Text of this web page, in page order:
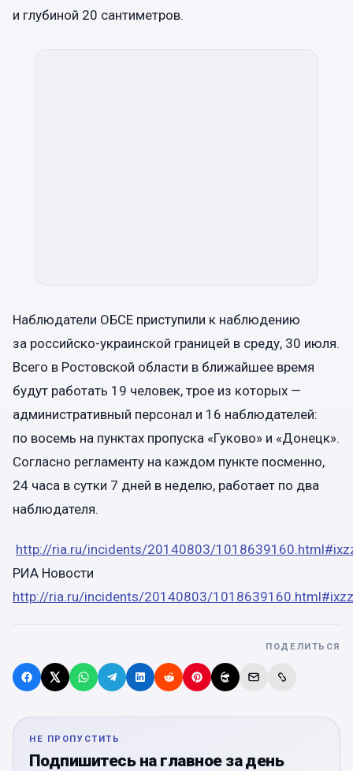
и глубиной 20 сантиметров.
Наблюдатели ОБСЕ приступили к наблюдению
за российско-украинской границей в среду, 30 июля.
Всего в Ростовской области в ближайшее время
будут работать 19 человек, трое из которых —
административный персонал и 16 наблюдателей:
по восемь на пунктах пропуска «Гуково» и «Донецк».
Согласно регламенту на каждом пункте посменно,
24 часа в сутки 7 дней в неделю, работает по два
наблюдателя.
http://ria.ru/incidents/20140803/
РИА Новости
http://ria.ru/incidents/20140803/
ПОДЕЛИТЬСЯ
НЕ ПРОПУСТИТЬ
Подпишитесь на главное за день